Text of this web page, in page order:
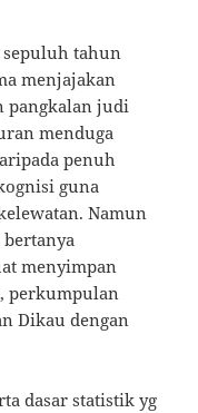
sepuluh tahun
menjajakan
pangkalan judi
menduga
penuh
guna
Namun
menyimpan
perkumpulan
Dikau dengan
dasar statistik yg